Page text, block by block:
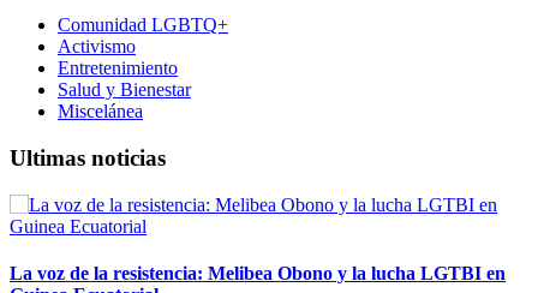
Comunidad LGBTQ+
Activismo
Entretenimiento
Salud y Bienestar
Miscelánea
Ultimas noticias
La voz de la resistencia: Melibea Obono y la lucha LGTBI en